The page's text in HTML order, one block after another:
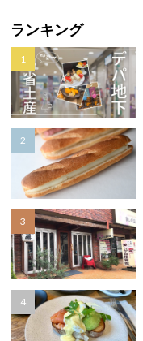
ランキング